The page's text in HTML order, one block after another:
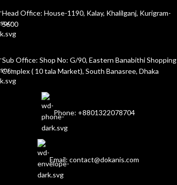
Head Office: House-1190, Kalay, Khalilganj, Kurigram-
5600
Sub Office: Shop No: G/90, Eastern Banabithi Shopping
Complex ( 10 tala Market), South Banasree, Dhaka
Phone: +8801322078704
Email: contact@dokanis.com